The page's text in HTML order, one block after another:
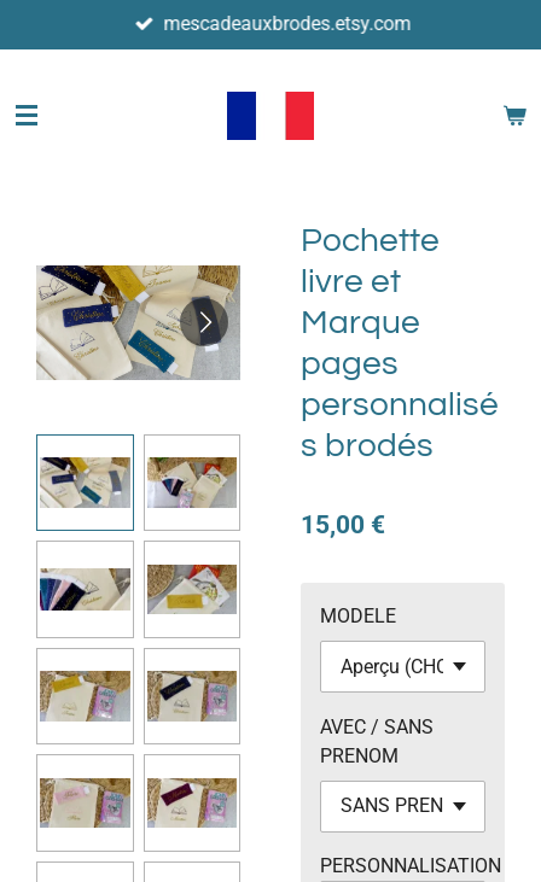
au
principal
mescadeauxbrodes.etsy.com
Pochette
livre et
Marque
pages
personnalisé
s brodés
15,00 €
MODELE
AVEC / SANS
PRENOM
PERSONNALISATION